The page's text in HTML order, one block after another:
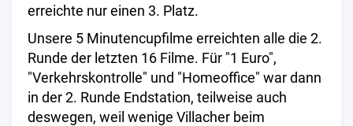
erreichte nur einen 3. Platz.
Unsere 5 Minutencupfilme erreichten alle die 2.
Runde der letzten 16 Filme. Für "1 Euro",
"Verkehrskontrolle" und "Homeoffice" war dann
in der 2. Runde Endstation, teilweise auch
deswegen, weil wenige Villacher beim